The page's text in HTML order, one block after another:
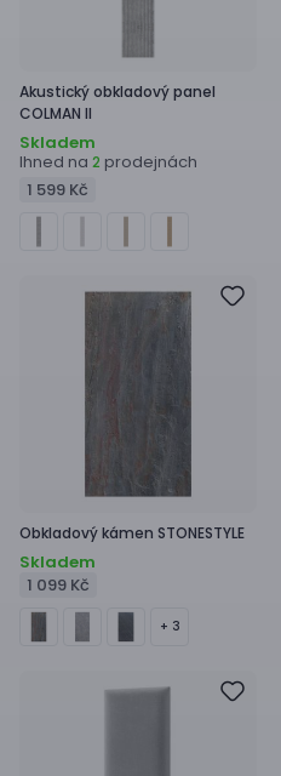
Akustický obkladový panel
COLMAN II
Skladem
Ihned na 2 prodejnách
1 599 Kč
Obkladový kámen STONESTYLE
Skladem
1 099 Kč
+ 3